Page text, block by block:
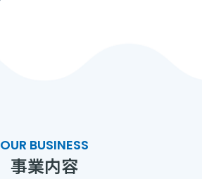
OUR BUSINESS
事業内容